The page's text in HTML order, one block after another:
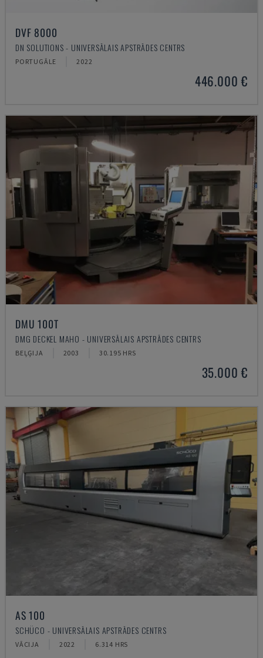
DVF 8000
DN SOLUTIONS - UNIVERSĀLAIS APSTRĀDES CENTRS
PORTUGĀLE 2022
446.000 €
DMU 100T
DMG DECKEL MAHO - UNIVERSĀLAIS APSTRĀDES CENTRS
BEĻĢIJA 2003 30.195 HRS
35.000 €
AS 100
SCHÜCO - UNIVERSĀLAIS APSTRĀDES CENTRS
VĀCIJA 2022 6.314 HRS